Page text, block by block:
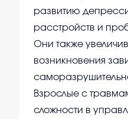
развитию
расстройств и
Они также
возникновения
Взрослые с
сложности в